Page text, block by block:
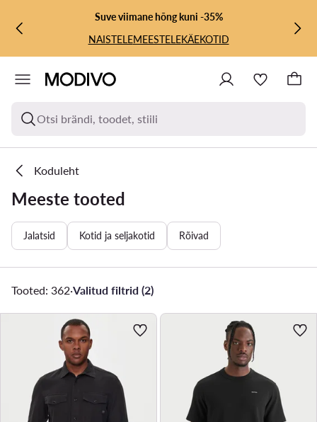
LIIGU PÕHISISU JUURDE
MINE OTSINGUSSESuve viimane hõng kuni -35%
NAISTELEMEESTELEKÄEKOTID
Otsi brändi, toodet, stiili
Koduleht
Meeste tooted
Jalatsid Kotid ja seljakotid Rõivad
Tooted: 362·Valitud filtrid (2)